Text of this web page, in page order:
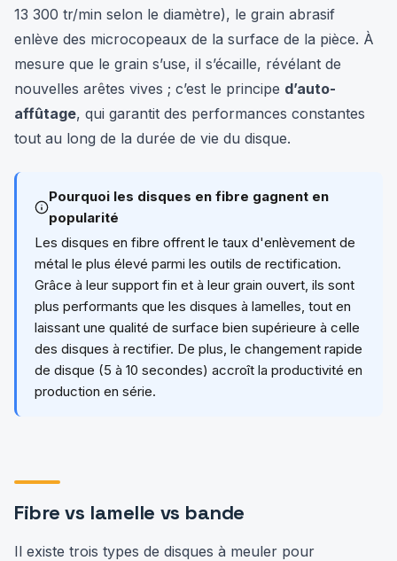
13 300 tr/min selon le diamètre), le grain abrasif
enlève des microcopeaux de la surface de la pièce. À
mesure que le grain s’use, il s’écaille, révélant de
nouvelles arêtes vives ; c’est le principe d’auto-
affûtage, qui garantit des performances constantes
tout au long de la durée de vie du disque.
Pourquoi les disques en fibre gagnent en
popularité
Les disques en fibre offrent le taux d'enlèvement de
métal le plus élevé parmi les outils de rectification.
Grâce à leur support fin et à leur grain ouvert, ils sont
plus performants que les disques à lamelles, tout en
laissant une qualité de surface bien supérieure à celle
des disques à rectifier. De plus, le changement rapide
de disque (5 à 10 secondes) accroît la productivité en
production en série.
Fibre vs lamelle vs bande
Il existe trois types de disques à meuler pour